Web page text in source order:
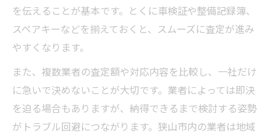
を伝えることが基本です。とくに車検証や整備記録簿、
スペアキーなどを揃えておくと、スムーズに査定が進み
やすくなります。
また、複数業者の査定額や対応内容を比較し、一社だけ
に急いで決めないことが大切です。業者によっては即決
を迫る場合もありますが、納得できるまで検討する姿勢
がトラブル回避につながります。狭山市内の業者は地域